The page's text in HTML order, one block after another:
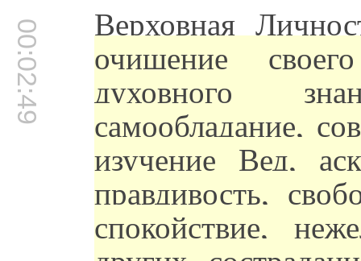
00:02:49 Верховная
очищение
духовного
самообладание,
изучение Вед,
правдивость,
спокойствие,